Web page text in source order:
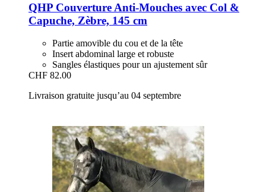
QHP Couverture Anti-​Mouches avec Col &
Capuche, Zèbre, 145 cm
Partie amovible du cou et de la tête
Insert abdominal large et robuste
Sangles élastiques pour un ajustement sûr
CHF 82.00
Livraison gratuite jusqu’au 04 septembre